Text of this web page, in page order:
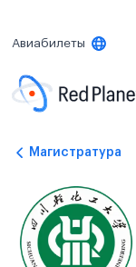
Авиабилеты
Магистратура